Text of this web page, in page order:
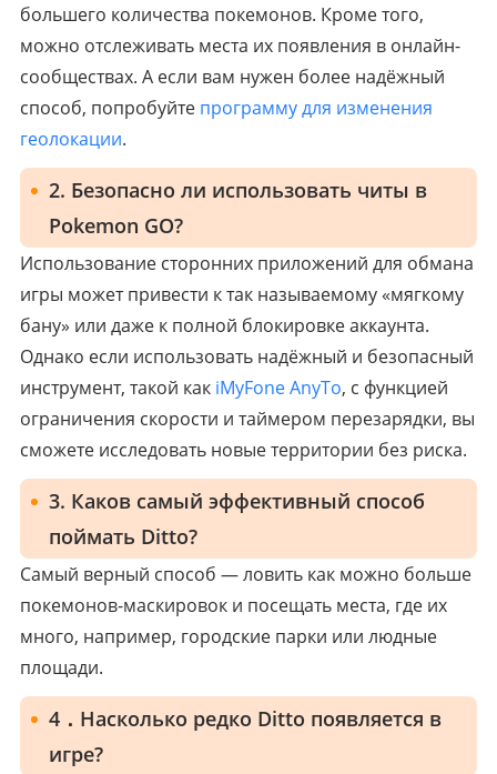
большего количества покемонов. Кроме того,
можно отслеживать места их появления в онлайн-
сообществах. А если вам нужен более надёжный
способ, попробуйте программу для изменения
геолокации.
2. Безопасно ли использовать читы в
Pokemon GO?
Использование сторонних приложений для обмана
игры может привести к так называемому «мягкому
бану» или даже к полной блокировке аккаунта.
Однако если использовать надёжный и безопасный
инструмент, такой как iMyFone AnyTo, с функцией
ограничения скорости и таймером перезарядки, вы
сможете исследовать новые территории без риска.
3. Каков самый эффективный способ
поймать Ditto?
Самый верный способ — ловить как можно больше
покемонов-маскировок и посещать места, где их
много, например, городские парки или людные
площади.
4．Насколько редко Ditto появляется в
игре?